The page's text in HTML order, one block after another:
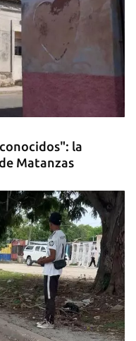
la
Matanzas